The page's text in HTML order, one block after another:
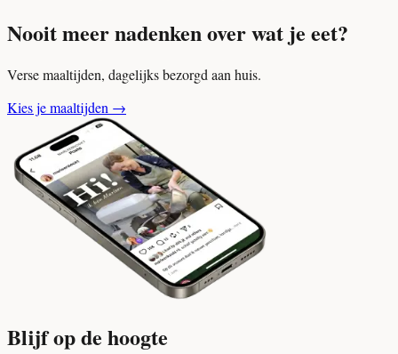
Nooit meer nadenken over wat je eet?
Verse maaltijden, dagelijks bezorgd aan huis.
Kies je maaltijden →
Blijf op de hoogte